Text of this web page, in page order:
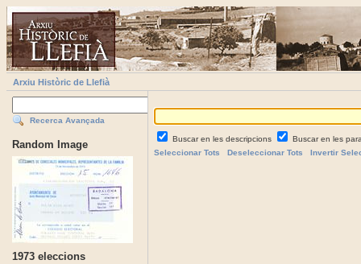
Arxiu Històric de Llefià
Recerca Avançada
Random Image
1973 eleccions
Buscar en les descripcions
Buscar en les
Seleccionar Tots
Deseleccionar Tots Invertir